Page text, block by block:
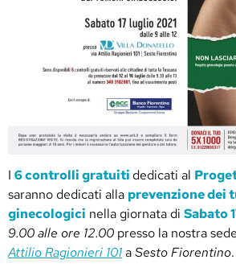
I 6 controlli gratuitidedicati al
saranno dedicati alla prevenzione dei
ginecologici nella giornata di Sabato
9.00 alle ore 12.00 presso la nostra
Attilio Ragionieri 101aSesto Fiorentino.